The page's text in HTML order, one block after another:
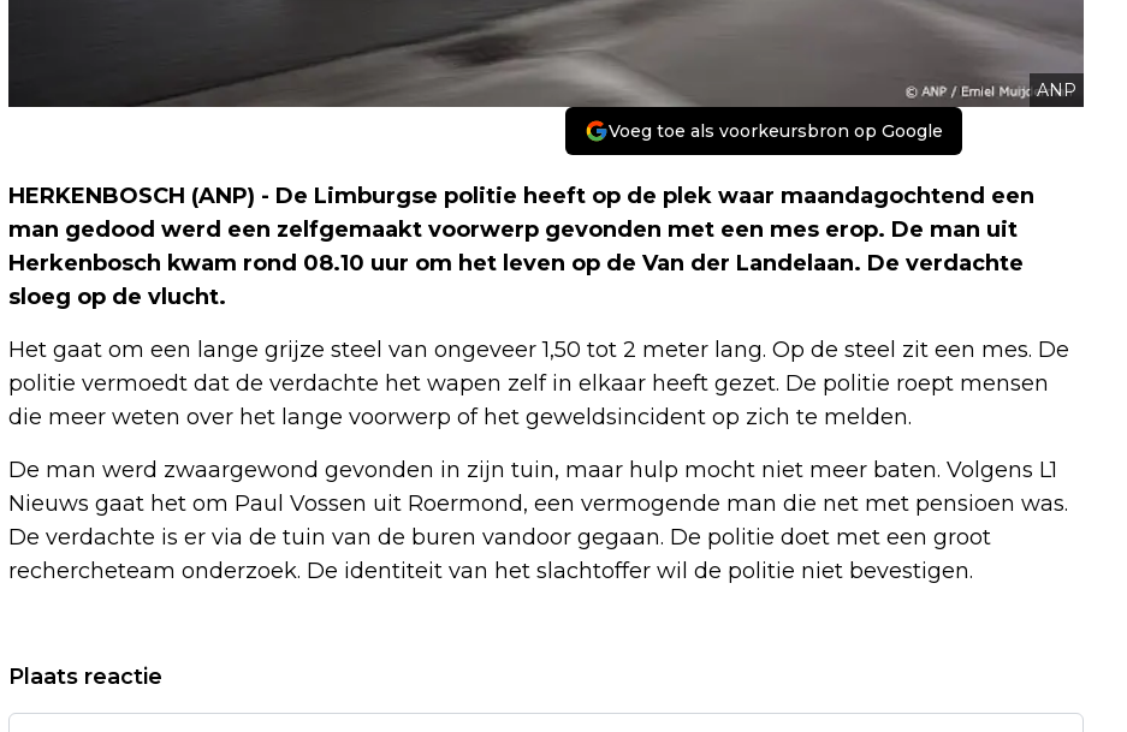
ANP
Voeg toe als voorkeursbron op Google
HERKENBOSCH (ANP) - De Limburgse politie heeft op de plek waar maandagochtend een
man gedood werd een zelfgemaakt voorwerp gevonden met een mes erop. De man uit
Herkenbosch kwam rond 08.10 uur om het leven op de Van der Landelaan. De verdachte
sloeg op de vlucht.
Het gaat om een lange grijze steel van ongeveer 1,50 tot 2 meter lang. Op de steel zit een mes. De
politie vermoedt dat de verdachte het wapen zelf in elkaar heeft gezet. De politie roept mensen
die meer weten over het lange voorwerp of het geweldsincident op zich te melden.
De man werd zwaargewond gevonden in zijn tuin, maar hulp mocht niet meer baten. Volgens L1
Nieuws gaat het om Paul Vossen uit Roermond, een vermogende man die net met pensioen was.
De verdachte is er via de tuin van de buren vandoor gegaan. De politie doet met een groot
rechercheteam onderzoek. De identiteit van het slachtoffer wil de politie niet bevestigen.
Vorig artikel
HERTOGIN VAN KENT NAAR
KLM WEET NOG NIET HOEVEEL
Plaats reactie